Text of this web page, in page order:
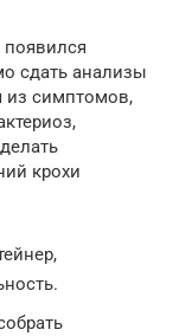
сдать анализы
из симптомов,
крохи